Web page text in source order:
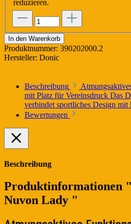
reduzieren.
In den Warenkorb
Produktnummer: 390202000.2
Hersteller: Donic
Beschreibung
mit Platz für Vereinsdruck
verbindet sportliches Design
Bewertungen
Beschreibung
Produktinformationen
Nuvon Lady "